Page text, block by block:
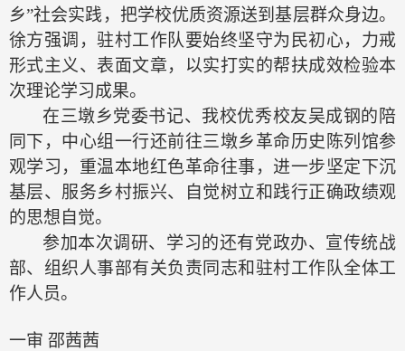
乡”社会实践，把学校优质资源送到基层群众身边。
徐方强调，驻村工作队要始终坚守为民初心，力戒
形式主义、表面文章，以实打实的帮扶成效检验本
次理论学习成果。
在三墩乡党委书记、 我校优秀校友吴成钢的 陪
同下，中心组一行还前往三墩乡革命历史陈列馆参
观学习，重温本地红色革命往事，进一步坚定下沉
基层、服务乡村振兴、自觉树立和践行正确政绩观
的思想自觉。
参加本次调研、学习的还有党政办、宣传统战
部、组织人事部有关负责同志和驻村工作队全体工
作人员。
一审 邵茜茜